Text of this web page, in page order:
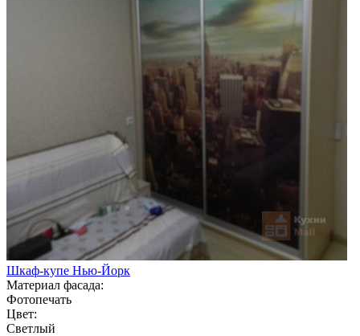
Шкаф-купе Нью-Йорк
Материал фасада:
Фотопечать
Цвет:
Светлый